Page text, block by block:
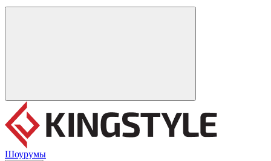
Шоурумы